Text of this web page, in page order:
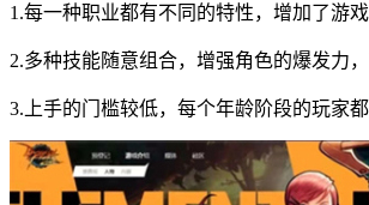
1.每一种职业都有不同的特性，增加了游
2.多种技能随意组合，增强角色的爆发力
3.上手的门槛较低，每个年龄阶段的玩家